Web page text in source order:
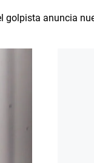
golpista anuncia